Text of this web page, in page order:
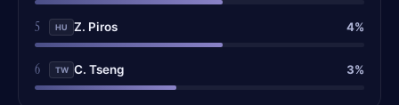
5 HU Z. Piros 4%
6 TW C. Tseng 3%